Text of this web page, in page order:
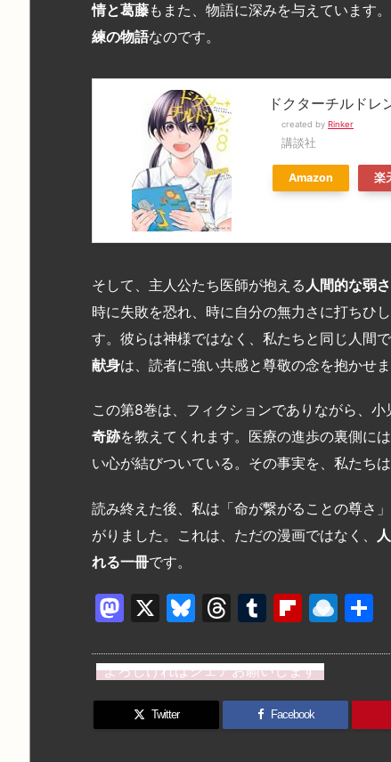
情と葛藤もまた、物語に深みを与えています
練の物語なのです。
ドクターチルド
created by Rinker
講談社
Amazon 楽
そして、主人公たち医師が抱える 人間的な弱
時に失敗を恐れ、時に自分の無力さに打ちひ
す。彼らは神様ではなく、私たちと同じ人間
献身は、読者に強い共感と尊敬の念を抱かせま
この第8巻は、フィクションでありながら、
奇跡を教えてくれます。医療の進歩の裏側に
い心が結びついている。その事実を、私たち
読み終えた後、私は「命が繋がることの尊さ
がりました。これは、ただの漫画ではなく、
れる一冊です。
M
st
o
d
X
Bl
e
s
k
T
e
a
d
T
m
bl
r
Fl
b
o
ar
R
n
dr
o
よろしければシェアお願いします
Twitter Facebook